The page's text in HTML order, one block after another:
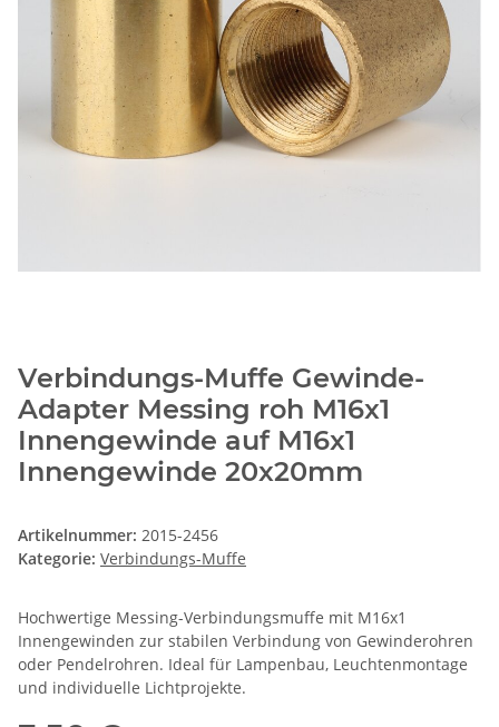
Verbindungs-Muffe Gewinde-
Adapter Messing roh M16x1
Innengewinde auf M16x1
Innengewinde 20x20mm
Artikelnummer: 2015-2456
Kategorie: Verbindungs-Muffe
Hochwertige Messing-Verbindungsmuffe mit M16x1
Innengewinden zur stabilen Verbindung von Gewinderohren
oder Pendelrohren. Ideal für Lampenbau, Leuchtenmontage
und individuelle Lichtprojekte.